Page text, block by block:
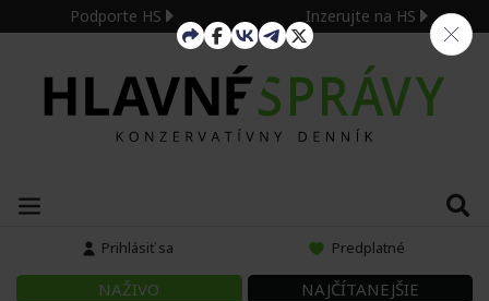
Podporte HS Inzerujte na HS
Prihlásiť sa Predplatné
NAŽIVO
NAJČÍTANEJŠIE